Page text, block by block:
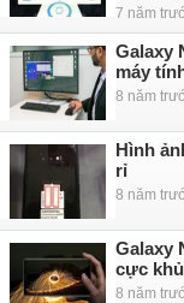
7 năm
Galaxy
máy
8 năm
Hình
rỉ
8 năm
Galaxy
cực
8 năm